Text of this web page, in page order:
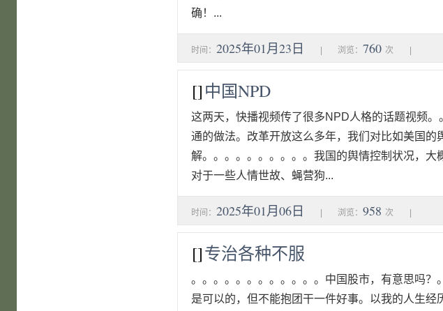
确！...
时间：2025年01月23日 | 浏览：760 次 |
[]中国NPD
这两天，快播视频传了很多NPD人格的话题视频
通的做法。改革开放这么多年，我们对比如美国的
解。。。。。。。。。。我国的舆情控制状况，
对于一些人情世故、蝇营狗...
时间：2025年01月06日 | 浏览：958 次 |
[]专治各种不服
。。。。。。。。。。。。中国股市，有意思吗
是可以的，但不能抱团干一件好事。以我的人生